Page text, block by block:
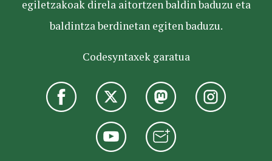
egiletzakoak direla aitortzen baldin baduzu eta
baldintza berdinetan egiten baduzu.
Codesyntaxek garatua